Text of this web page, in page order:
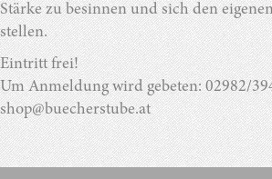
Stärke zu besinnen und sich den
stellen.
Eintritt frei!
Um Anmeldung wird gebeten: 02982/
shop@buecherstube.at